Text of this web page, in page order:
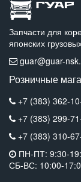
Запчасти для
японских
guar@guar-
Розничные
+7 (383) 362-
+7 (383) 299-
+7 (383) 310-
ПН-ПТ: 9:30-
СБ-ВС: 10:00-